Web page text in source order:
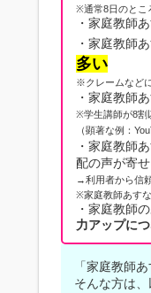
※通常8日のとこ
・家庭教師
・家庭教師
多い
※クレームなど
・家庭教師
※学生講師が8割
（顕著な例：
・家庭教師
配の声が寄
→利用者から信
※家庭教師あす
・家庭教師
力アップに
「家庭教師
そんな方は